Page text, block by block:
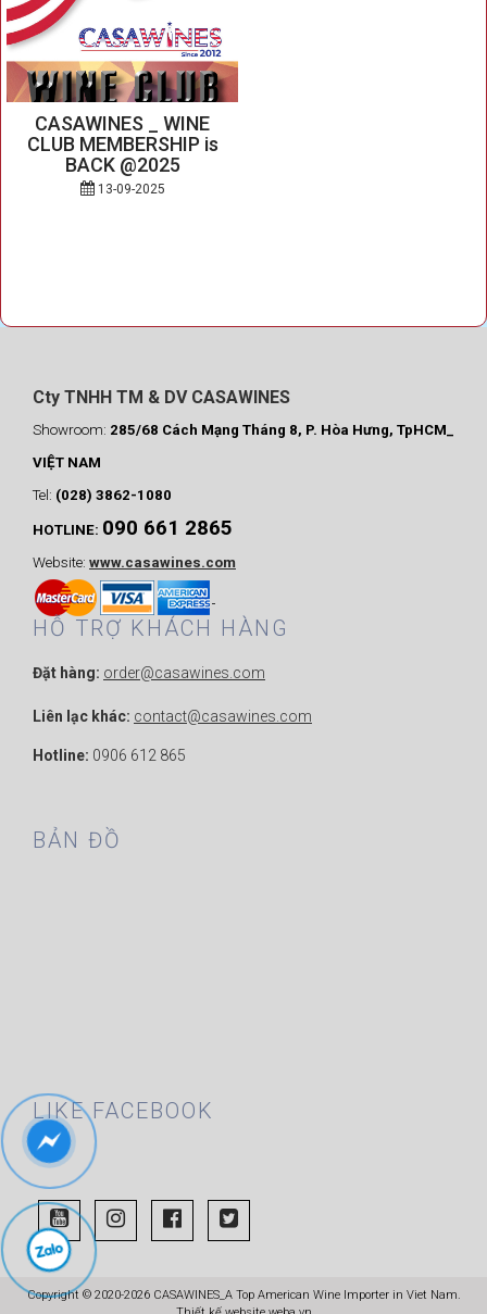
CASAWINES _ WINE
CLUB MEMBERSHIP is
BACK @2025
13-09-2025
Cty TNHH TM & DV CASAWINES
Showroom: 285/68 Cách Mạng Tháng 8, P. Hòa Hưng, TpHCM_
VIỆT NAM
Tel: (028) 3862-1080
HOTLINE: 090 661 2865
Website: www.casawines.com
HỖ TRỢ KHÁCH HÀNG
Đặt hàng: order@casawines.com
Liên lạc khác: contact@casawines.com
Hotline: 0906 612 865
BẢN ĐỒ
LIKE FACEBOOK
Copyright © 2020-2026 CASAWINES_A Top American Wine Importer in Viet Nam.